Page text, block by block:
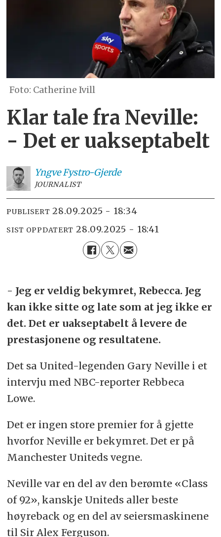
Catherine Ivill
Klar tale fra Neville:
- Det er uakseptabelt
Yngve Fystro-Gjerde
JOURNALIST
PUBLISERT 28.09.2025 - 18:34
SIST OPPDATERT 28.09.2025 - 18:41
- Jeg er veldig bekymret, Rebecca. Jeg
kan ikke sitte og late som at jeg ikke er
det. Det er uakseptabelt å levere de
prestasjonene og resultatene.
Det sa United-legenden Gary Neville i et
intervju med NBC-reporter Rebbeca
Lowe.
Det er ingen store premier for å gjette
hvorfor Neville er bekymret. Det er på
Manchester Uniteds vegne.
Neville var en del av den berømte «Class
of 92», kanskje Uniteds aller beste
høyreback og en del av seiersmaskinene
til Sir Alex Ferguson.